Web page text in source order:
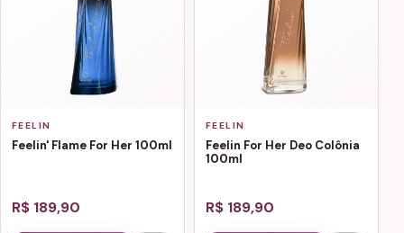
FEELIN
Feelin' Flame For Her 100ml
R$ 189,90
FEELIN
Feelin For Her Deo Colônia
100ml
R$ 189,90